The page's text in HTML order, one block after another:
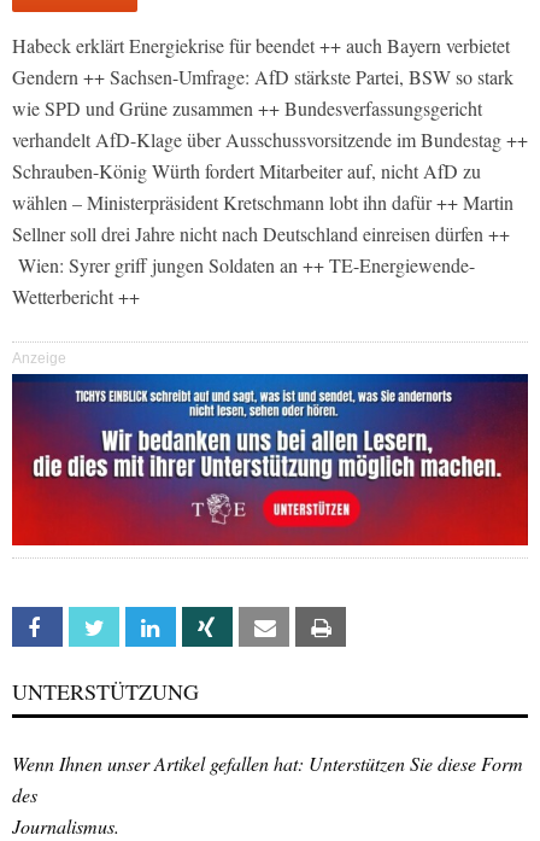
Habeck erklärt Energiekrise für beendet ++ auch Bayern verbietet
Gendern ++ Sachsen-Umfrage: AfD stärkste Partei, BSW so stark
wie SPD und Grüne zusammen ++ Bundesverfassungsgericht
verhandelt AfD-Klage über Ausschussvorsitzende im Bundestag ++
Schrauben-König Würth fordert Mitarbeiter auf, nicht AfD zu
wählen – Ministerpräsident Kretschmann lobt ihn dafür ++ Martin
Sellner soll drei Jahre nicht nach Deutschland einreisen dürfen ++
Wien: Syrer griff jungen Soldaten an ++ TE-Energiewende-
Wetterbericht ++
Anzeige
Facebook Twitter Linkedin Xing Email
UNTERSTÜTZUNG
Wenn Ihnen unser Artikel gefallen hat: Unterstützen Sie diese Form
des
Journalismus.